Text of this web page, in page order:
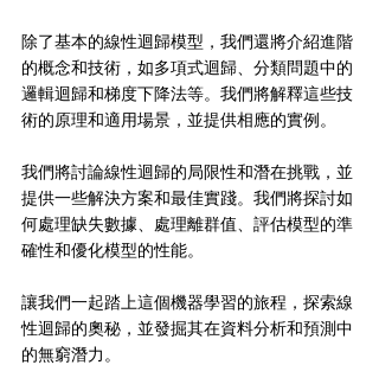
除了基本的線性迴歸模型，我們還將介紹進階
的概念和技術，如多項式迴歸、分類問題中的
邏輯迴歸和梯度下降法等。我們將解釋這些技
術的原理和適用場景，並提供相應的實例。
我們將討論線性迴歸的局限性和潛在挑戰，並
提供一些解決方案和最佳實踐。我們將探討如
何處理缺失數據、處理離群值、評估模型的準
確性和優化模型的性能。
讓我們一起踏上這個機器學習的旅程，探索線
性迴歸的奧秘，並發掘其在資料分析和預測中
的無窮潛力。